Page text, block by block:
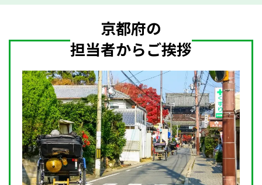
京都府の
担当者からご挨拶